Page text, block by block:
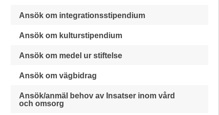
Ansök om integrationsstipendium
Ansök om kulturstipendium
Ansök om medel ur stiftelse
Ansök om vägbidrag
Ansök/anmäl behov av Insatser inom vård
och omsorg